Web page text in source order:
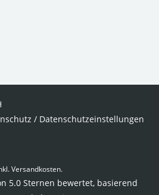
/ Datenschutzeinstellungen
Versandkosten.
5.0 Sternen bewertet, basierend